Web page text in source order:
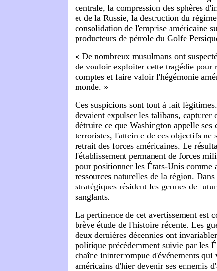
centrale, la compression des sphères
et de la Russie, la destruction du
consolidation de l'emprise américaine
producteurs de pétrole du Golfe
« De nombreux musulmans ont
de vouloir exploiter cette tragédie pour
comptes et faire valoir l'hégémonie
monde. »
Ces suspicions sont tout à fait
devaient expulser les talibans, capturer
détruire ce que Washington appelle ses
terroristes, l'atteinte de ces objectifs ne
retrait des forces américaines. Le
l'établissement permanent de forces
pour positionner les États-Unis comme
ressources naturelles de la région.
stratégiques résident les germes de
sanglants.
La pertinence de cet avertissement est
brève étude de l'histoire récente. Les
deux dernières décennies ont
politique précédemment suivie par les
chaîne ininterrompue d'événements qui
américains d'hier devenir ses ennemis